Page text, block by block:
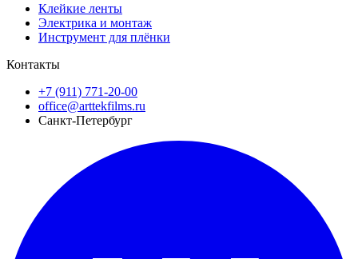
Клейкие ленты
Электрика и монтаж
Инструмент для плёнки
Контакты
+7 (911) 771-20-00
office@arttekfilms.ru
Санкт-Петербург